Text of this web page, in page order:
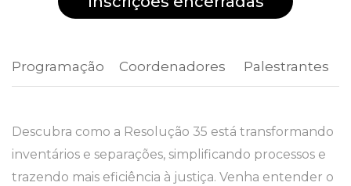
Programação Coordenadores Palestrantes
Descubra como a Resolução 35 está transformando
inventários e separações, simplificando processos e
trazendo mais eficiência à justiça. Venha entender o